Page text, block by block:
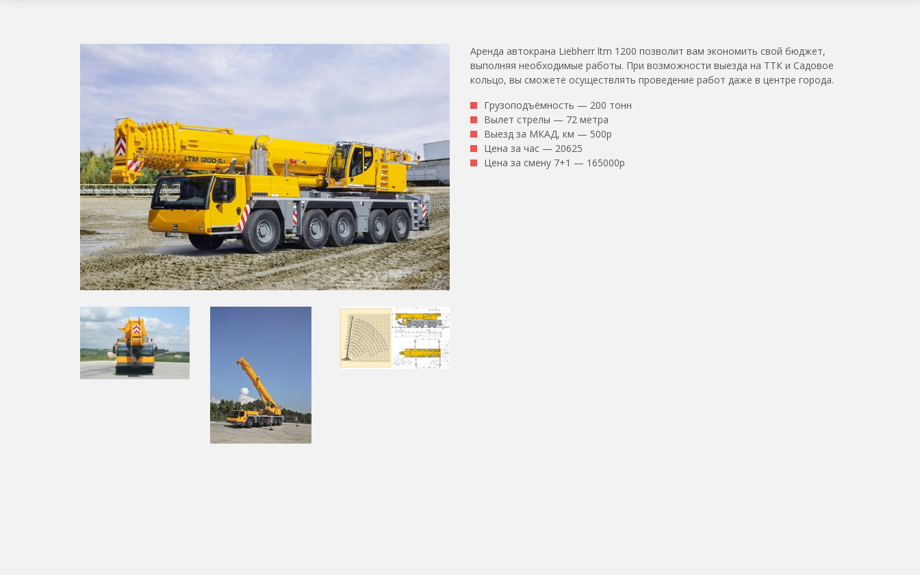
Аренда автокрана Liebherr ltm 1200 позволит вам экономить свой бюджет,
выполняя необходимые работы. При возможности выезда на ТТК и Садовое
кольцо, вы сможете осуществлять проведение работ даже в центре города.
Грузоподъёмность — 200 тонн
Вылет стрелы — 72 метра
Выезд за МКАД, км — 500р
Цена за час — 20625
Цена за смену 7+1 — 165000р